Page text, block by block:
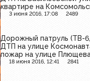
квартире на
проспекте; ДТП на МКАД
3 июня 2016, 17:08 2489
Дорожный патруль (ТВ-6,
ДТП на улице
пожар на улице
Большом Купавенском
18 июня 2016, 12:41 2841